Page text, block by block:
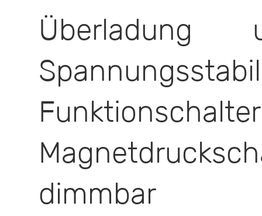
Überladung
dimmbar